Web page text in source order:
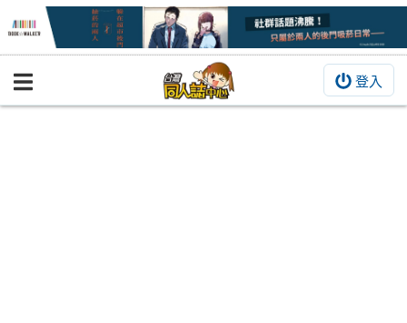
登入
BOOKY書集倉庫